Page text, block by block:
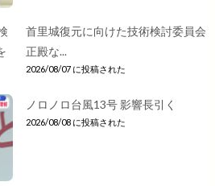
首里城復元に向けた技術検討委員会
正殿な...
2026/08/07 に投稿された
ノロノロ台風13号 影響長引く
2026/08/08 に投稿された